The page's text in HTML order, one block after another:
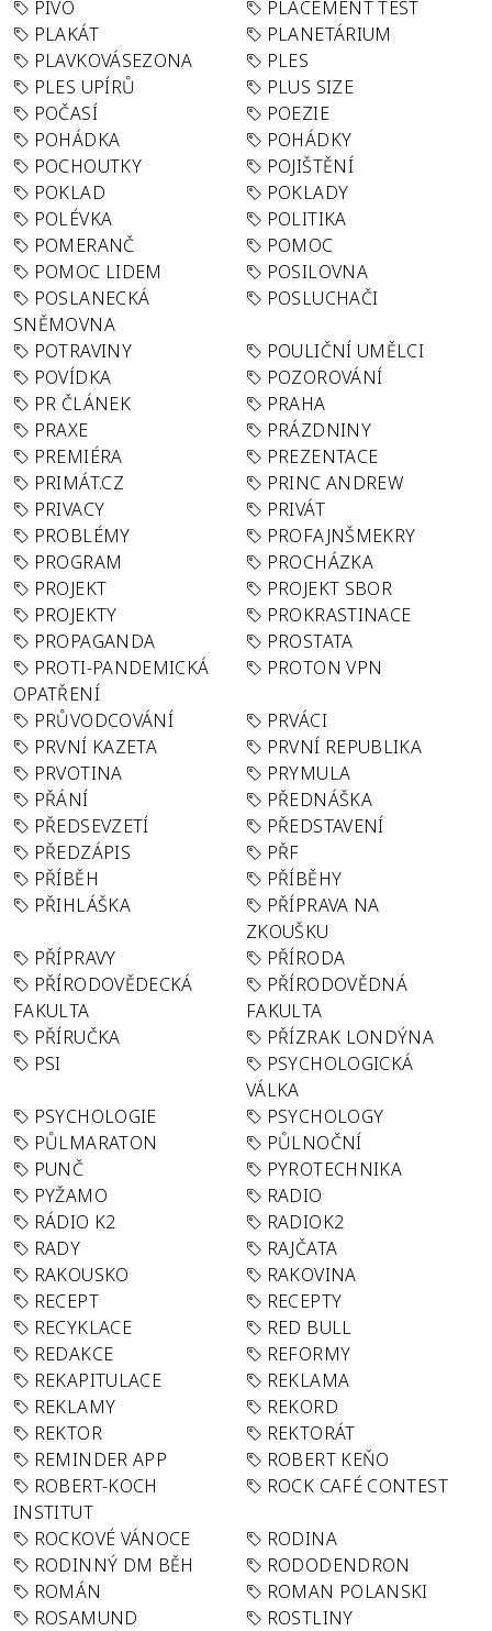
PIVO
PLACEMENT TEST
PLAKÁT
PLANETÁRIUM
PLAVKOVÁSEZONA
PLES
PLES UPÍRŮ
PLUS SIZE
POČASÍ
POEZIE
POHÁDKA
POHÁDKY
POCHOUTKY
POJIŠTĚNÍ
POKLAD
POKLADY
POLÉVKA
POLITIKA
POMERANČ
POMOC
POMOC LIDEM
POSILOVNA
POSLANECKÁ
SNĚMOVNA
POSLUCHAČI
POTRAVINY
POULIČNÍ UMĚLCI
POVÍDKA
POZOROVÁNÍ
PR ČLÁNEK
PRAHA
PRAXE
PRÁZDNINY
PREMIÉRA
PREZENTACE
PRIMÁT.CZ
PRINC ANDREW
PRIVACY
PRIVÁT
PROBLÉMY
PROFAJNŠMEKRY
PROGRAM
PROCHÁZKA
PROJEKT
PROJEKT SBOR
PROJEKTY
PROKRASTINACE
PROPAGANDA
PROSTATA
PROTI-PANDEMICKÁ
OPATŘENÍ
PROTON VPN
PRŮVODCOVÁNÍ
PRVÁCI
PRVNÍ KAZETA
PRVNÍ REPUBLIKA
PRVOTINA
PRYMULA
PŘÁNÍ
PŘEDNÁŠKA
PŘEDSEVZETÍ
PŘEDSTAVENÍ
PŘEDZÁPIS
PŘF
PŘÍBĚH
PŘÍBĚHY
PŘIHLÁŠKA
PŘÍPRAVA NA
ZKOUŠKU
PŘÍPRAVY
PŘÍRODA
PŘÍRODOVĚDECKÁ
FAKULTA
PŘÍRODOVĚDNÁ
FAKULTA
PŘÍRUČKA
PŘÍZRAK LONDÝNA
PSI
PSYCHOLOGICKÁ
VÁLKA
PSYCHOLOGIE
PSYCHOLOGY
PŮLMARATON
PŮLNOČNÍ
PUNČ
PYROTECHNIKA
PYŽAMO
RADIO
RÁDIO K2
RADIOK2
RADY
RAJČATA
RAKOUSKO
RAKOVINA
RECEPT
RECEPTY
RECYKLACE
RED BULL
REDAKCE
REFORMY
REKAPITULACE
REKLAMA
REKLAMY
REKORD
REKTOR
REKTORÁT
REMINDER APP
ROBERT KEŇO
ROBERT-KOCH
INSTITUT
ROCK CAFÉ CONTEST
ROCKOVÉ VÁNOCE
RODINA
RODINNÝ DM BĚH
RODODENDRON
ROMÁN
ROMAN POLANSKI
ROSAMUND
ROSTLINY